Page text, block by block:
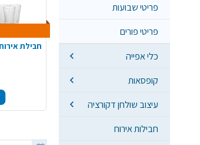
פריטי שבועות
פריטי פורים
כלי אפייה
קופסאות
עיצוב שולחן דקורציה
חבילות אירוח